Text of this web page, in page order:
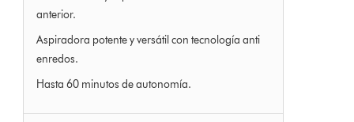
de
7476
Ratings
anterior.
Aspiradora potente y versátil con tecnología anti
enredos.
Hasta 60 minutos de autonomía.